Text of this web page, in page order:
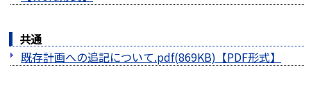
共通
既存計画への追記について.pdf(869KB)